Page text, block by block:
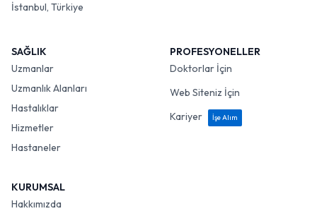
İstanbul, Türkiye
SAĞLIK
Uzmanlar
Uzmanlık Alanları
Hastalıklar
Hizmetler
Hastaneler
PROFESYONELLER
Doktorlar İçin
Web Siteniz İçin
Kariyer
İşe Alım
KURUMSAL
Hakkımızda